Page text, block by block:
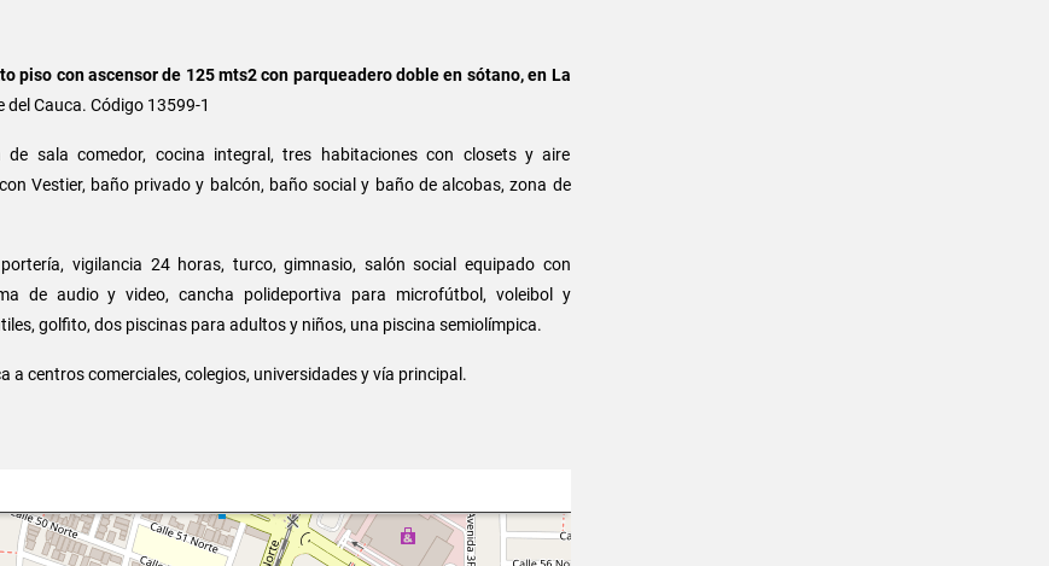
piso con ascensor de 125 mts2 con parqueadero doble en sótano, en La
del Cauca. Código 13599-1
de sala comedor, cocina integral, tres habitaciones con closets y aire
Vestier, baño privado y balcón, baño social y baño de alcobas, zona de
vigilancia 24 horas, turco, gimnasio, salón social equipado con
de audio y video, cancha polideportiva para microfútbol, voleibol y
golfito, dos piscinas para adultos y niños, una piscina semiolímpica.
a centros comerciales, colegios, universidades y vía principal.